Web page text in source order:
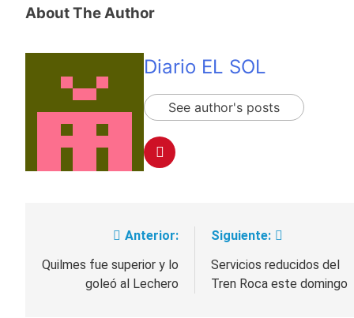
About The Author
Diario EL SOL
See author's posts
Navegación
de
entradas
Anterior:
Quilmes fue superior y lo
goleó al Lechero
Siguiente:
Servicios reducidos del
Tren Roca este domingo